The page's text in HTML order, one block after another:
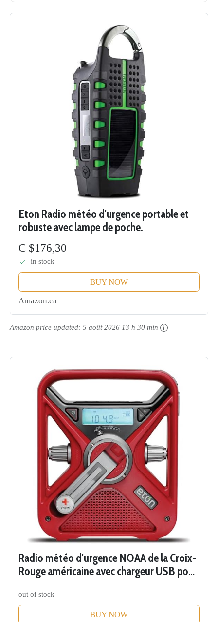
Eton Radio météo d'urgence portable et
robuste avec lampe de poche.
C $176,30
in stock
BUY NOW
Amazon.ca
Amazon price updated: 5 août 2026 13 h 30 min
Radio météo d'urgence NOAA de la Croix-
Rouge américaine avec chargeur USB pour
rouge
out of stock
BUY NOW